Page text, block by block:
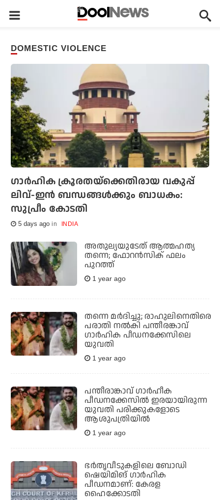
DOMESTIC VIOLENCE
ഗാര്‍ഹിക ക്രൂരതയ്ക്കെതിരായ വകുപ്പ്
ലിവ്-ഇന്‍ ബന്ധങ്ങള്‍ക്കും ബാധകം:
സുപ്രീം കോടതി
5 days ago INDIA
അതുല്യയുടേത് ആത്മഹത്യ
തന്നെ; ഫോറന്‍സിക് ഫലം
പുറത്ത്
1 year ago
തന്നെ മർദിച്ചു; രാഹുലിനെതിരെ
പരാതി നൽകി പന്തീരങ്കാവ്
ഗാർഹിക പീഡനക്കേസിലെ
യുവതി
1 year ago
പന്തീരാങ്കാവ് ഗാർഹീക
പീഡനക്കേസിൽ ഇരയായിരുന്ന
യുവതി പരിക്കുകളോടെ
ആശുപത്രിയിൽ
1 year ago
ഭര്‍തൃവീടുകളിലെ ബോഡി
ഷെയിമിങ് ഗാര്‍ഹിക
പീഡനമാണ്: കേരള
ഹൈക്കോടതി